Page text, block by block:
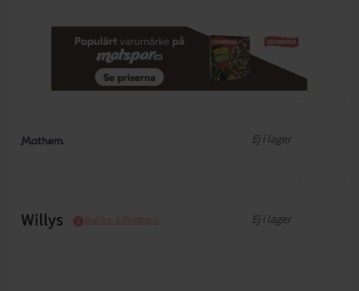
Ej i lager
Butiks- & Webbpris Ej i lager